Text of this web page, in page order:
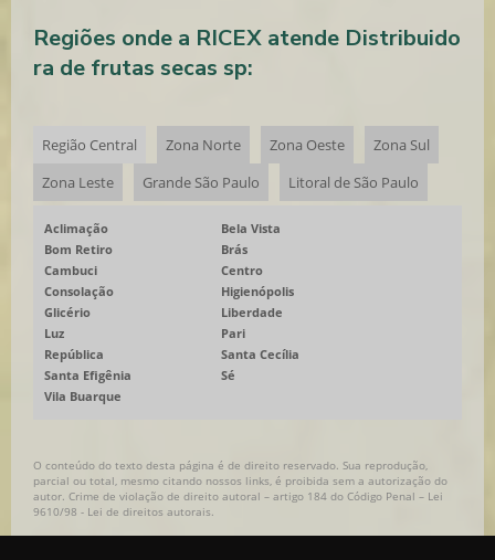
Regiões onde a RICEX atende Distribuido
ra de frutas secas sp:
Região Central Zona Norte Zona Oeste
Zona Sul
Zona Leste
Grande São Paulo Litoral de São Paulo
Aclimação
Bela Vista
Bom Retiro
Brás
Cambuci
Centro
Consolação
Higienópolis
Glicério
Liberdade
Luz
Pari
República
Santa Cecília
Santa Efigênia
Sé
Vila Buarque
O conteúdo do texto desta página é de direito reservado. Sua reprodução,
parcial ou total, mesmo citando nossos links, é proibida sem a autorização do
autor. Crime de violação de direito autoral – artigo 184 do Código Penal – Lei
9610/98 - Lei de direitos autorais.